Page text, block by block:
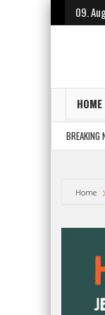
09.
HOME
BREAKING
bei der Stadt Zeitz
Home